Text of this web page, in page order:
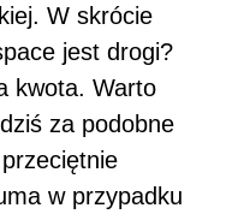
W skrócie
jest drogi?
kwota. Warto
za podobne
w przypadku